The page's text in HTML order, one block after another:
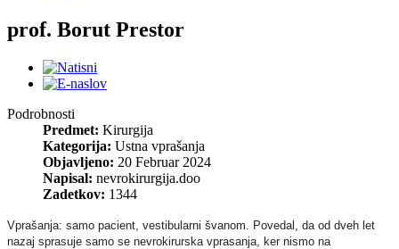
prof. Borut Prestor
Podrobnosti
Predmet: Kirurgija
Kategorija: Ustna vprašanja
Objavljeno: 20 Februar 2024
Napisal: nevrokirurgija.doo
Zadetkov: 1344
Vprašanja: samo pacient, vestibularni švanom. Povedal, da od dveh let
nazaj sprasuje samo se nevrokirurska vprasanja, ker nismo na